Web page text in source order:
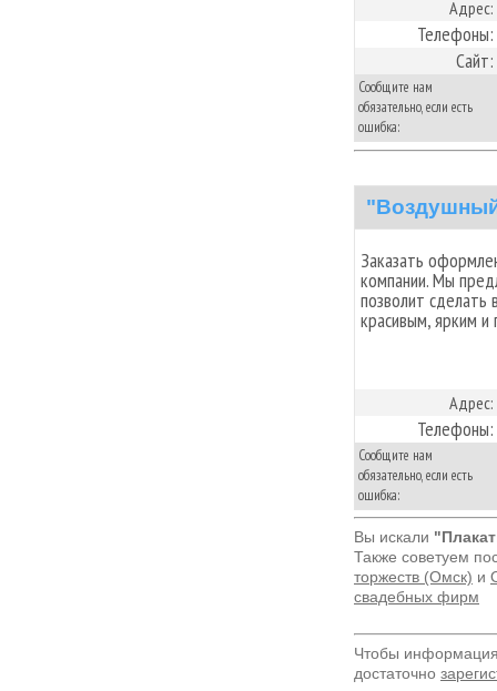
Адрес:
Телефоны:
Сайт:
Сообщите нам
обязательно, если есть
ошибка:
Заказать
компании. Мы
позволит сделать
красивым, ярким
Адрес:
Телефоны:
Сообщите нам
обязательно, если есть
ошибка:
Вы искали
Также советуем
торжеств (Омск) и
свадебных фирм
Чтобы
достаточно